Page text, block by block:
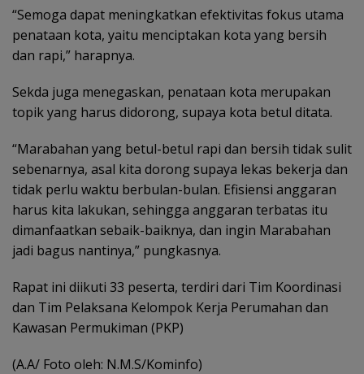
“Semoga dapat meningkatkan efektivitas fokus utama
penataan kota, yaitu menciptakan kota yang bersih
dan rapi,” harapnya.
Sekda juga menegaskan, penataan kota merupakan
topik yang harus didorong, supaya kota betul ditata.
“Marabahan yang betul-betul rapi dan bersih tidak sulit
sebenarnya, asal kita dorong supaya lekas bekerja dan
tidak perlu waktu berbulan-bulan. Efisiensi anggaran
harus kita lakukan, sehingga anggaran terbatas itu
dimanfaatkan sebaik-baiknya, dan ingin Marabahan
jadi bagus nantinya,” pungkasnya.
Rapat ini diikuti 33 peserta, terdiri dari Tim Koordinasi
dan Tim Pelaksana Kelompok Kerja Perumahan dan
Kawasan Permukiman (PKP)
(A.A/ Foto oleh: N.M.S/Kominfo)